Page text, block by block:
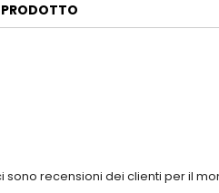
sono recensioni dei clienti per il